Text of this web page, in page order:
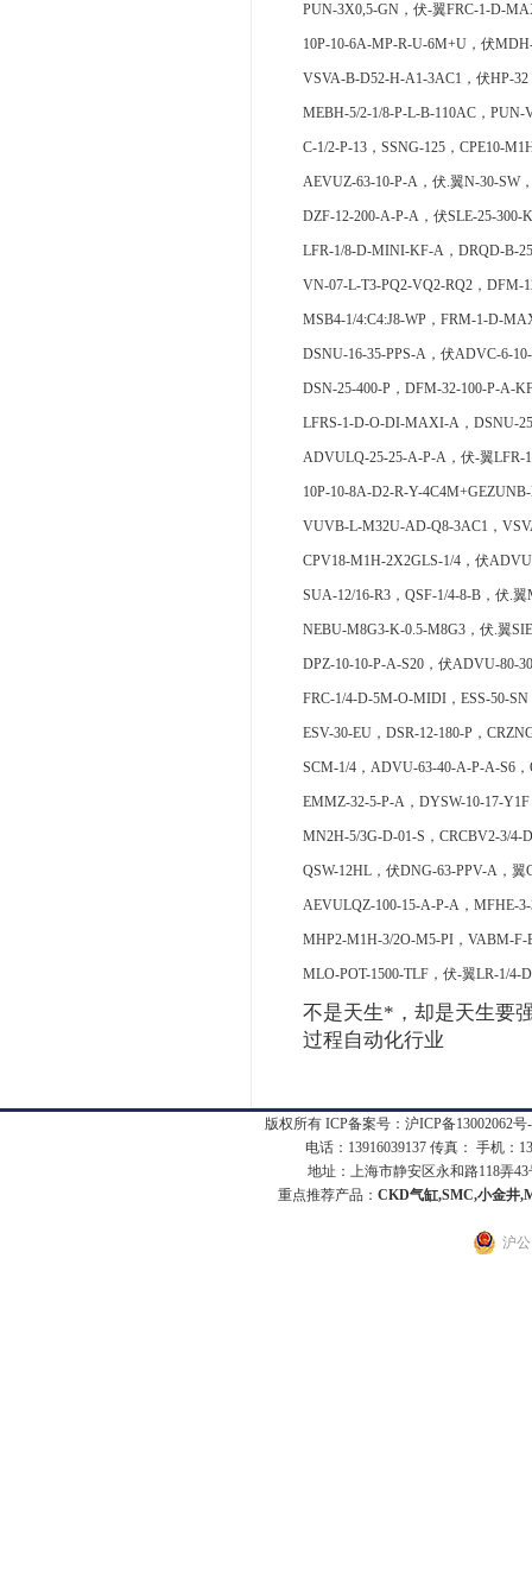
PUN-3X0,5-GN，伏-翼FRC-1-D-
10P-10-6A-MP-R-U-6M+U，伏
VSVA-B-D52-H-A1-3AC1，伏HP-32
MEBH-5/2-1/8-P-L-B-110AC，
C-1/2-P-13，SSNG-125，CPE10-
AEVUZ-63-10-P-A，伏.翼N-30-SW
DZF-12-200-A-P-A，伏SLE-25-
LFR-1/8-D-MINI-KF-A，DRQD-B-
VN-07-L-T3-PQ2-VQ2-RQ2，DFM-
MSB4-1/4:C4:J8-WP，FRM-1-D-
DSNU-16-35-PPS-A，伏ADVC-6-
DSN-25-400-P，DFM-32-100-P-A-
LFRS-1-D-O-DI-MAXI-A，DSNU-
ADVULQ-25-25-A-P-A，伏-翼LFR-
10P-10-8A-D2-R-Y-
VUVB-L-M32U-AD-Q8-3AC1，
CPV18-M1H-2X2GLS-1/4，伏
SUA-12/16-R3，QSF-1/4-8-B，伏.
NEBU-M8G3-K-0.5-M8G3，伏.翼
DPZ-10-10-P-A-S20，伏ADVU-80-
FRC-1/4-D-5M-O-MIDI，ESS-50-
ESV-30-EU，DSR-12-180-P，
SCM-1/4，ADVU-63-40-A-P-A-S6，
EMMZ-32-5-P-A，DYSW-10-17-
MN2H-5/3G-D-01-S，CRCBV2-3/4-
QSW-12HL，伏DNG-63-PPV-A，翼
AEVULQZ-100-15-A-P-A，MFHE-
MHP2-M1H-3/2O-M5-PI，VABM-F-
MLO-POT-1500-TLF，伏-翼LR-1/
不是天生*，却是天生要
过程自动化行业
版权所有 ICP备案号： 沪ICP备13002062号
电话：13916039137 传真： 手机：
地址：上海市静安区永和路118弄43
重点推荐产品： CKD气缸,SMC,小金井
沪公